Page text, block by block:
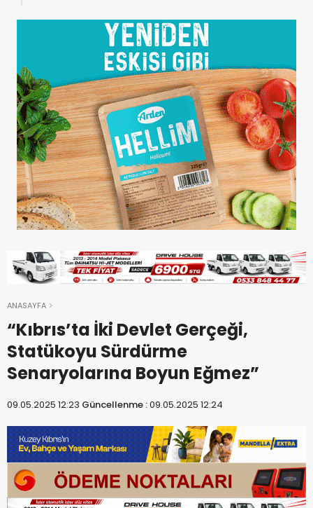
ANASAYFA
“Kıbrıs’ta İki Devlet Gerçeği,
Statükoyu Sürdürme
Senaryolarına Boyun Eğmez”
09.05.2025 12:23 Güncellenme :09.05.2025 12:24